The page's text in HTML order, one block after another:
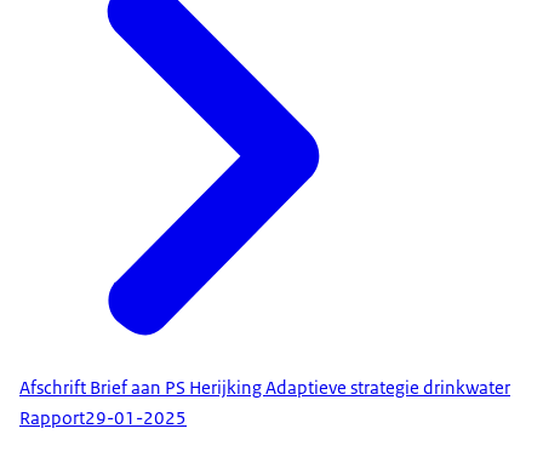
Afschrift Brief aan PS Herijking Adaptieve strategie drinkwater
Rapport29-01-2025